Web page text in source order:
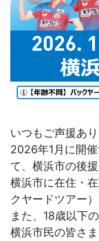
いつもご声援あ
2026年1月に開
て、横浜市の後
横浜市に在住・
クヤードツアー
また、18歳以下
横浜市民の皆さ